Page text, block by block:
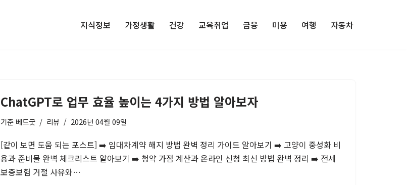
지식정보 가정생활 건강 교육취업 금융 미용 여행 자동차
ChatGPT로 업무 효율 높이는 4가지 방법 알아보자
기준 베드굿 리뷰 2026년 04월 09일
[같이 보면 도움 되는 포스트] ➡️ 임대차계약 해지 방법 완벽 정리 가이드 알아보기 ➡️ 고양이 중성화 비
용과 준비물 완벽 체크리스트 알아보기 ➡️ 청약 가점 계산과 온라인 신청 최신 방법 완벽 정리 ➡️ 전세
보증보험 거절 사유와…